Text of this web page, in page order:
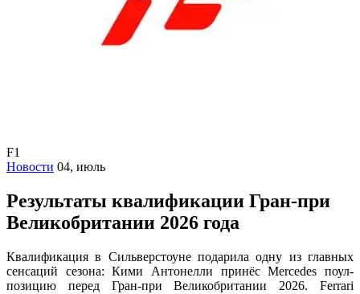
F1
Новости 04, июль
Результаты квалификации Гран-при
Великобритании 2026 года
Квалификация в Сильверстоуне подарила одну из главных
сенсаций сезона: Кими Антонелли принёс Mercedes поул-
позицию перед Гран-при Великобритании 2026. Ferrari